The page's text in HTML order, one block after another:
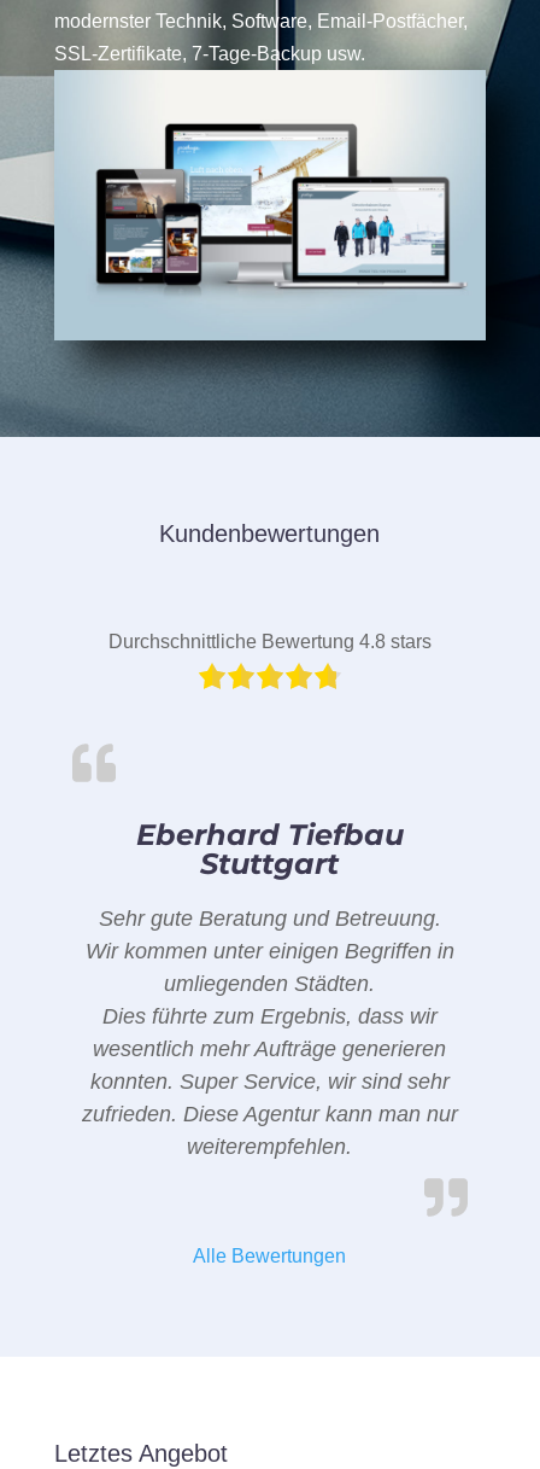
modernster Technik, Software, Email-Postfächer,
SSL-Zertifikate, 7-Tage-Backup usw.
Kundenbewertungen
Durchschnittliche Bewertung 4.8 stars
Eberhard Tiefbau
Stuttgart
Sehr gute Beratung und Betreuung.
Wir kommen unter einigen Begriffen in
umliegenden Städten.
Dies führte zum Ergebnis, dass wir
wesentlich mehr Aufträge generieren
konnten. Super Service, wir sind sehr
zufrieden. Diese Agentur kann man nur
weiterempfehlen.
Alle Bewertungen
Letztes Angebot